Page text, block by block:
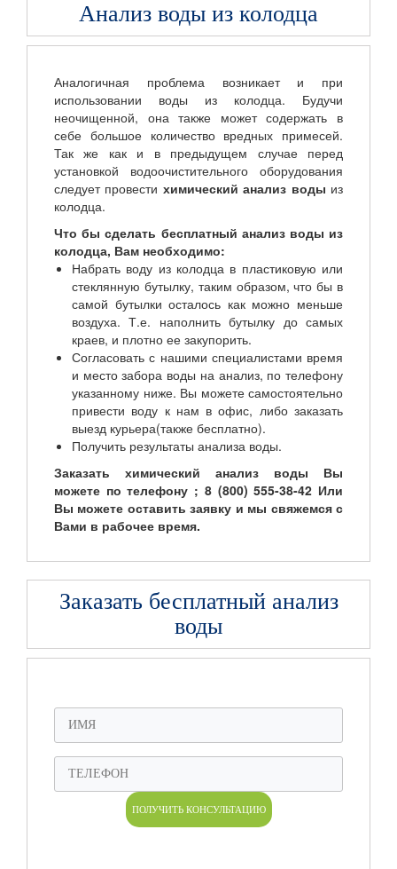
Анализ воды из колодца
Аналогичная проблема возникает и при
использовании воды из колодца. Будучи
неочищенной, она также может содержать в
себе большое количество вредных примесей.
Так же как и в предыдущем случае перед
установкой водоочистительного оборудования
следует провести химический анализ воды из
колодца.
Что бы сделать бесплатный анализ воды из
колодца, Вам необходимо:
Набрать воду из колодца в пластиковую или
стеклянную бутылку, таким образом, что бы в
самой бутылки осталось как можно меньше
воздуха. Т.е. наполнить бутылку до самых
краев, и плотно ее закупорить.
Согласовать с нашими специалистами время
и место забора воды на анализ, по телефону
указанному ниже. Вы можете самостоятельно
привести воду к нам в офис, либо заказать
выезд курьера(также бесплатно).
Получить результаты анализа воды.
Заказать химический анализ воды Вы
можете по телефону ; 8 (800) 555-38-42 Или
Вы можете оставить заявку и мы свяжемся с
Вами в рабочее время.
Заказать бесплатный анализ
воды